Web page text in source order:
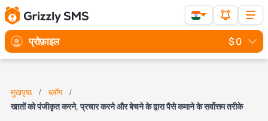
प्रोफ़ाइल $ 0
मुखपृष्ठ
ब्लॉग
खातों को पंजीकृत करने, प्रचार करने और बेचने के द्वारा पैसे कमाने के सर्वोत्तम तरीके